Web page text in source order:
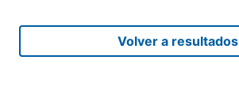
Volver a resultados